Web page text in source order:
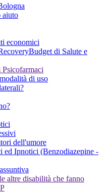
aiuto
economici
Budget di Salute e
di uso
dell'umore
ed Ipnotici (Benzodiazepine -